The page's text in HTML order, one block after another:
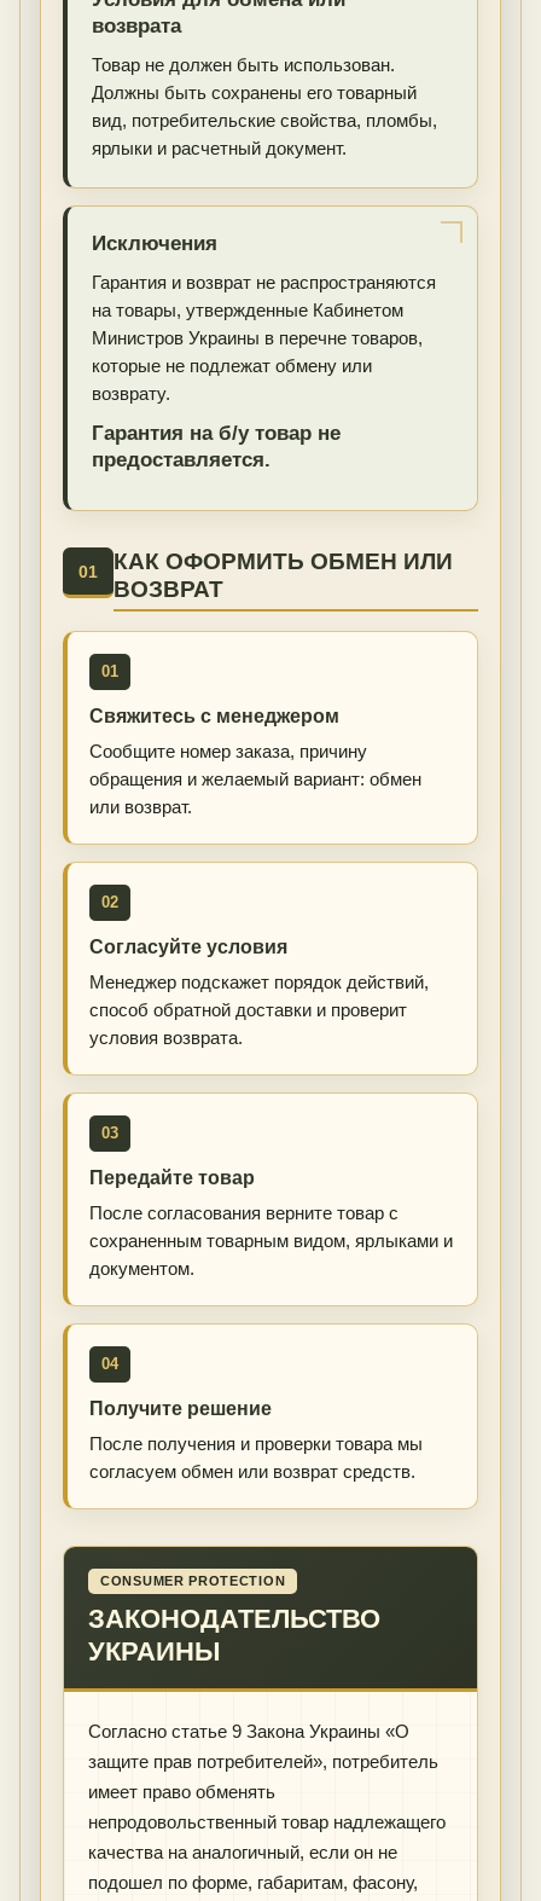
возврата
Товар не должен быть использован.
Должны быть сохранены его товарный
вид, потребительские свойства, пломбы,
ярлыки и расчетный документ.
Исключения
Гарантия и возврат не распространяются
на товары, утвержденные Кабинетом
Министров Украины в перечне товаров,
которые не подлежат обмену или
возврату.
Гарантия на б/у товар не
предоставляется.
01
КАК ОФОРМИТЬ ОБМЕН ИЛИ
ВОЗВРАТ
01
Свяжитесь с менеджером
Сообщите номер заказа, причину
обращения и желаемый вариант: обмен
или возврат.
02
Согласуйте условия
Менеджер подскажет порядок действий,
способ обратной доставки и проверит
условия возврата.
03
Передайте товар
После согласования верните товар с
сохраненным товарным видом, ярлыками и
документом.
04
Получите решение
После получения и проверки товара мы
согласуем обмен или возврат средств.
CONSUMER PROTECTION
ЗАКОНОДАТЕЛЬСТВО
УКРАИНЫ
Согласно статье 9 Закона Украины «О
защите прав потребителей», потребитель
имеет право обменять
непродовольственный товар надлежащего
качества на аналогичный, если он не
подошел по форме, габаритам, фасону,